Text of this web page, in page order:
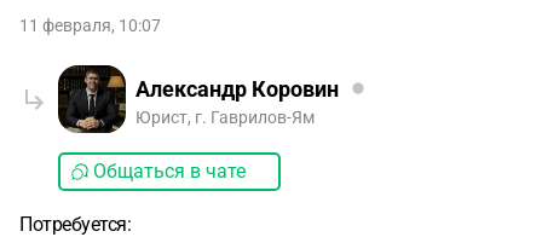
11 февраля, 10:07
Александр Коровин
Юрист, г. Гаврилов-Ям
Общаться в чате
Потребуется: